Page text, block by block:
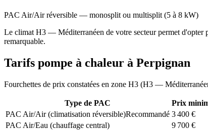
PAC Air/Air réversible — monosplit ou multisplit (5 à 8 kW)
Le climat H3 — Méditerranéen de votre secteur permet
remarquable.
Tarifs pompe à chaleur à Perpignan
Fourchettes de prix constatées en zone H3 (H3 —
Type de PAC Prix
PAC Air/Air (climatisation réversible)Recommandé 3 400 €
PAC Air/Eau (chauffage central)
9 700 €